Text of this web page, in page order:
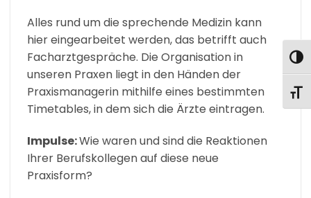
Alles rund um die sprechende Medizin kann
hier eingearbeitet werden, das betrifft auch
Facharztgespräche. Die Organisation in
unseren Praxen liegt in den Händen der
Praxismanagerin mithilfe eines bestimmten
Timetables, in dem sich die Ärzte eintragen.
Impulse:Wie waren und sind die Reaktionen
Ihrer Berufskollegen auf diese neue
Praxisform?